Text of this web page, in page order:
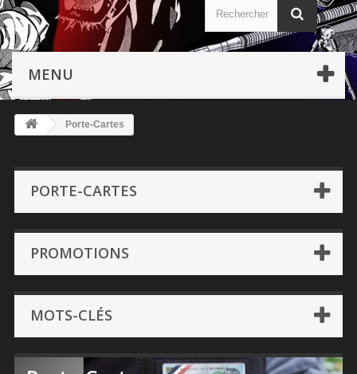
MENU
Porte-Cartes
PORTE-CARTES
PROMOTIONS
MOTS-CLÉS